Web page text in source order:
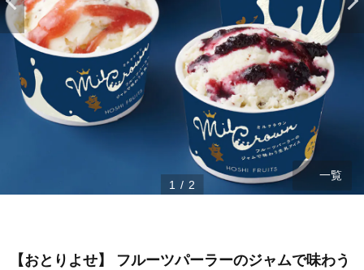
1 / 2
一覧
【おとりよせ】 フルーツパーラーのジャムで味わう
ベルメゾンご優待サービスについて